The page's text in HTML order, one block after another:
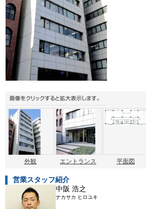
外観 エントランス 平面図
営業スタッフ紹介
中阪 浩之
ナカサカ ヒロユキ